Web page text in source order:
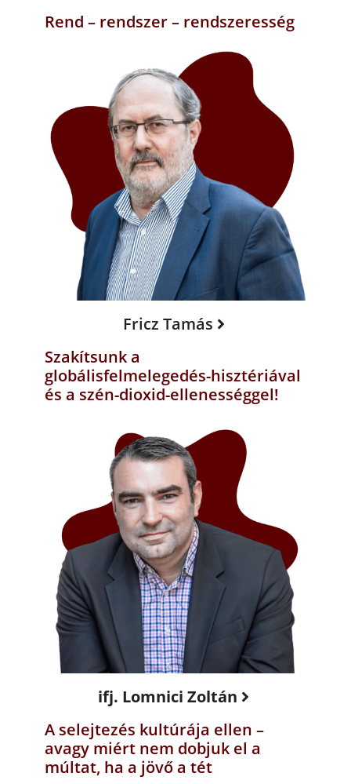
Rend – rendszer – rendszeresség
Fricz Tamás
Szakítsunk a
globálisfelmelegedés-hisztériával
és a szén-dioxid-ellenességgel!
ifj. Lomnici Zoltán
A selejtezés kultúrája ellen –
avagy miért nem dobjuk el a
múltat, ha a jövő a tét